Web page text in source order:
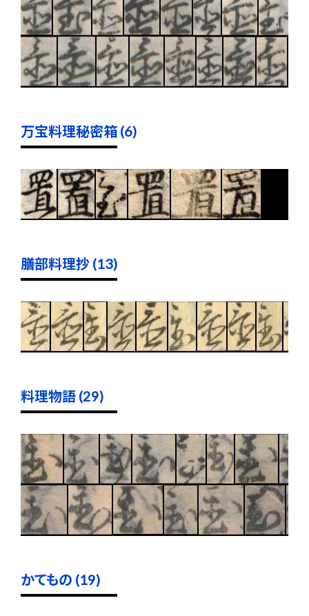
万宝料理秘密箱 (6)
膳部料理抄 (13)
料理物語 (29)
かてもの (19)